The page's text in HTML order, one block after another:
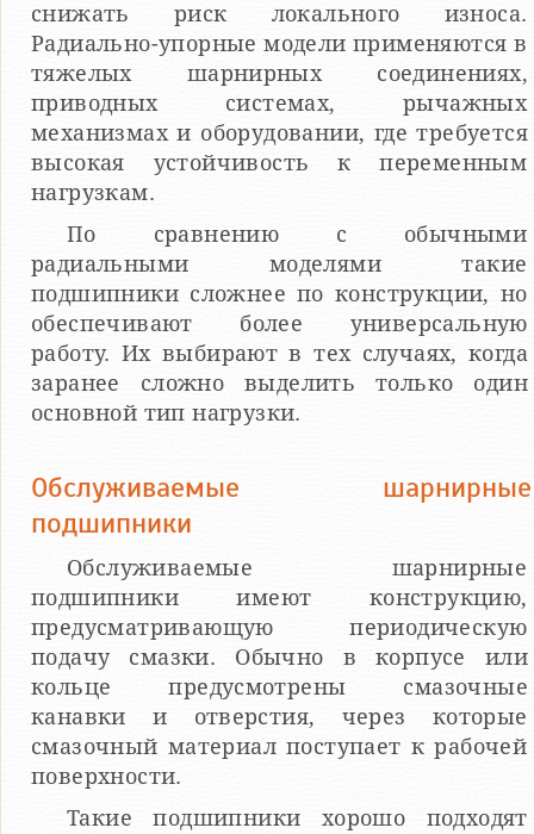
снижать риск локального износа.
Радиально-упорные модели применяются в
тяжелых шарнирных соединениях,
приводных системах, рычажных
механизмах и оборудовании, где требуется
высокая устойчивость к переменным
нагрузкам.
По сравнению с обычными
радиальными моделями такие
подшипники сложнее по конструкции, но
обеспечивают более универсальную
работу. Их выбирают в тех случаях, когда
заранее сложно выделить только один
основной тип нагрузки.
Обслуживаемые шарнирные
подшипники
Обслуживаемые шарнирные
подшипники имеют конструкцию,
предусматривающую периодическую
подачу смазки. Обычно в корпусе или
кольце предусмотрены смазочные
канавки и отверстия, через которые
смазочный материал поступает к рабочей
поверхности.
Такие подшипники хорошо подходят